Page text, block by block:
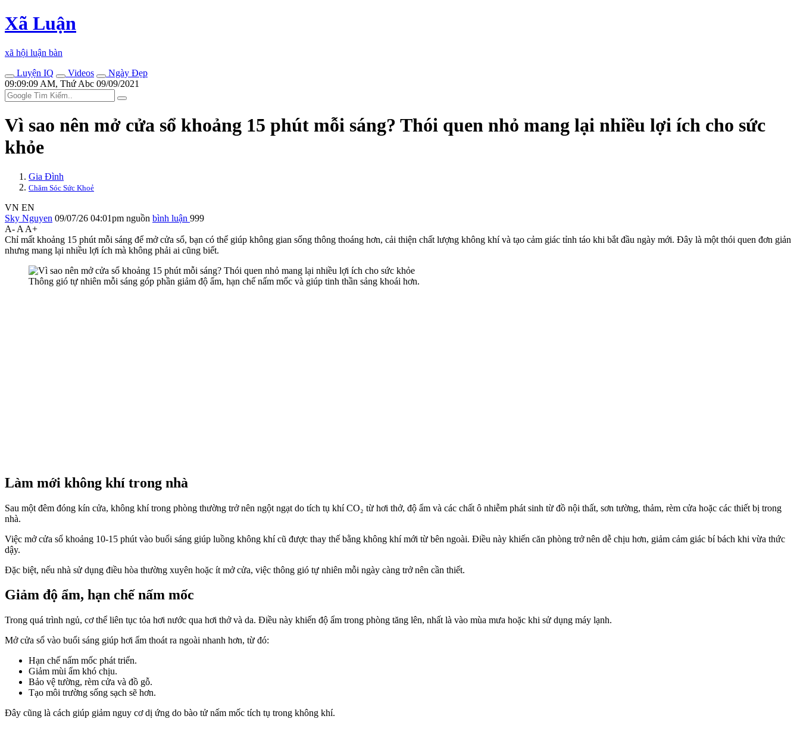
Xã Luận
xã hội luận bàn
Luyện IQ
Videos
Ngày Đẹp
09:09:09 AM, Thứ Abc 09/09/2021
Vì sao nên mở cửa sổ khoảng 15 phút mỗi sáng? Thói quen nhỏ mang lại nhiều lợi ích cho sức
khỏe
Gia Đình
Chăm Sóc Sức Khoẻ
VN EN
Sky Nguyen 09/07/26 04:01pm nguồn bình luận 999
A- A A+
Chỉ mất khoảng 15 phút mỗi sáng để mở cửa sổ, bạn có thể giúp không gian sống thông thoáng hơn, cải thiện chất lượng không khí và tạo cảm giác tỉnh táo khi bắt đầu ngày mới. Đây là một thói quen đơn giản
nhưng mang lại nhiều lợi ích mà không phải ai cũng biết.
Thông gió tự nhiên mỗi sáng góp phần giảm độ ẩm, hạn chế nấm mốc và giúp tinh thần sảng khoái hơn.
Làm mới không khí trong nhà
Sau một đêm đóng kín cửa, không khí trong phòng thường trở nên ngột ngạt do tích tụ khí CO₂ từ hơi thở, độ ẩm và các chất ô nhiễm phát sinh từ đồ nội thất, sơn tường, thảm, rèm cửa hoặc các thiết bị trong
nhà.
Việc mở cửa sổ khoảng 10-15 phút vào buổi sáng giúp luồng không khí cũ được thay thế bằng không khí mới từ bên ngoài. Điều này khiến căn phòng trở nên dễ chịu hơn, giảm cảm giác bí bách khi vừa thức
dậy.
Đặc biệt, nếu nhà sử dụng điều hòa thường xuyên hoặc ít mở cửa, việc thông gió tự nhiên mỗi ngày càng trở nên cần thiết.
Giảm độ ẩm, hạn chế nấm mốc
Trong quá trình ngủ, c‌ơ th‌ể liên tục tỏa hơi nước qua hơi thở và da. Điều này khiến độ ẩm trong phòng tăng lên, nhất là vào mùa mưa hoặc khi sử dụng máy lạnh.
Mở cửa sổ vào buổi sáng giúp hơi ẩm thoát ra ngoài nhanh hơn, từ đó:
Hạn chế nấm mốc phát triển.
Giảm mùi ẩm khó chịu.
Bảo vệ tường, rèm cửa và đồ gỗ.
Tạo môi trường sống sạch sẽ hơn.
Đây cũng là cách giúp giảm nguy cơ dị ứng do bào tử nấm mốc tích tụ trong không khí.